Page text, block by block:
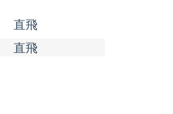
直飛
直飛